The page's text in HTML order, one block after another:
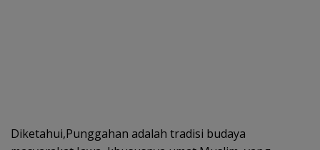
Diketahui,Punggahan adalah tradisi budaya